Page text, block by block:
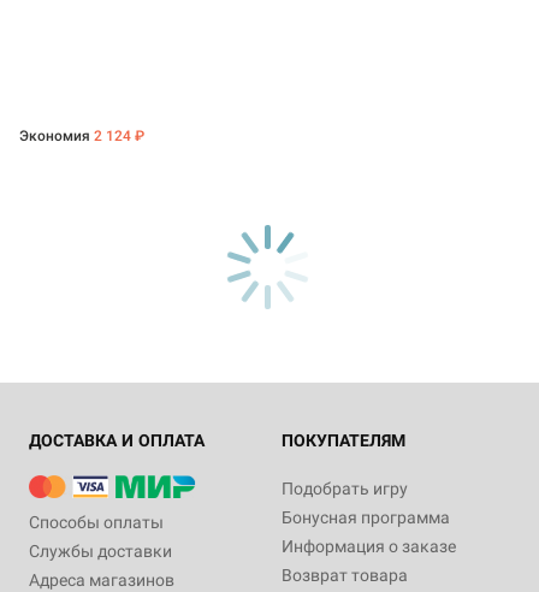
Экономия 2 124 ₽
ДОСТАВКА И ОПЛАТА
Способы оплаты
Службы доставки
Адреса магазинов
ПОКУПАТЕЛЯМ
Подобрать игру
Бонусная программа
Информация о заказе
Возврат товара